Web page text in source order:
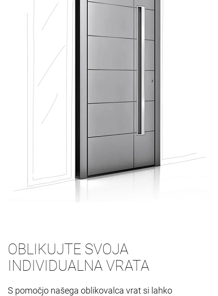
OBLIKUJTE SVOJA
INDIVIDUALNA VRATA
S pomočjo našega oblikovalca vrat si lahko